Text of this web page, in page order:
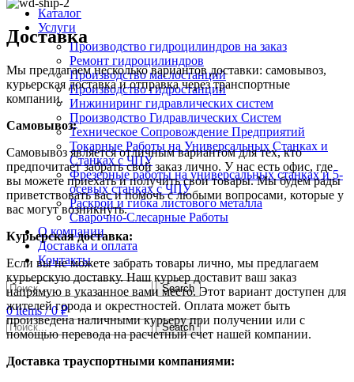
Каталог
Услуги
Производство гидроцилиндров на заказ
Ремонт гидроцилиндров
Производство маслостанций
Производство гидростанций
Инжиниринг гидравлических систем
Производство Гидравлических Систем
Техническое Сопровождение Предприятий
Токарные Работы на Универсальных Станках и
Станках с ЧПУ
Фрезерные работы на универсальных станках и 5-
осевых станках с ЧПУ
Раскрой и гибка листового металла
Сварочно-Слесарные Работы
О компании
Доставка и оплата
Контакты
Search
0items / 0₽
Search
Доставка
Мы предлагаем несколько вариантов доставки: самовывоз,
курьерская доставка и отправка через транспортные
компании.
Самовывоз:
Самовывоз является отличным вариантом для тех, кто
предпочитает забрать свой заказ лично. У нас есть офис, где
вы можете приехать и получить свои товары. Мы будем рады
приветствовать вас и помочь с любыми вопросами, которые у
вас могут возникнуть.
Курьерская доставка:
Если вы не можете забрать товары лично, мы предлагаем
курьерскую доставку. Наш курьер доставит ваш заказ
напрямую в указанное вами место. Этот вариант доступен для
жителей города и окрестностей. Оплата может быть
произведена наличными курьеру при получении или с
помощью перевода на расчетный счет нашей компании.
Доставка траyспортными компаниями: